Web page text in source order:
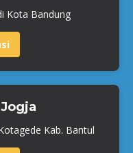
Kota Bandung
Kab. Bantul